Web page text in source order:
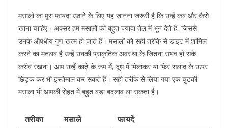
मसालों का पूरा फायदा उठाने के लिए यह जानना जरूरी है कि उन्हें कब और कैसे
खाना चाहिए। अक्सर हम मसालों को बहुत ज्यादा तेल में भून देते हैं, जिससे
उनके औषधीय गुण खत्म हो जाते हैं। मसालों को सही तरीके से डाइट में शामिल
करने का मतलब है उन्हें उनकी प्राकृतिक अवस्था के जितना संभव हो सके
करीब रखना। आप उन्हें काढ़े के रूप में, दूध में मिलाकर या फिर सलाद के ऊपर
छिड़क कर भी इस्तेमाल कर सकते हैं। सही तरीके से लिया गया एक चुटकी
मसाला भी आपकी सेहत में बहुत बड़ा बदलाव ला सकता है।
तरीका मसाले
फायदे